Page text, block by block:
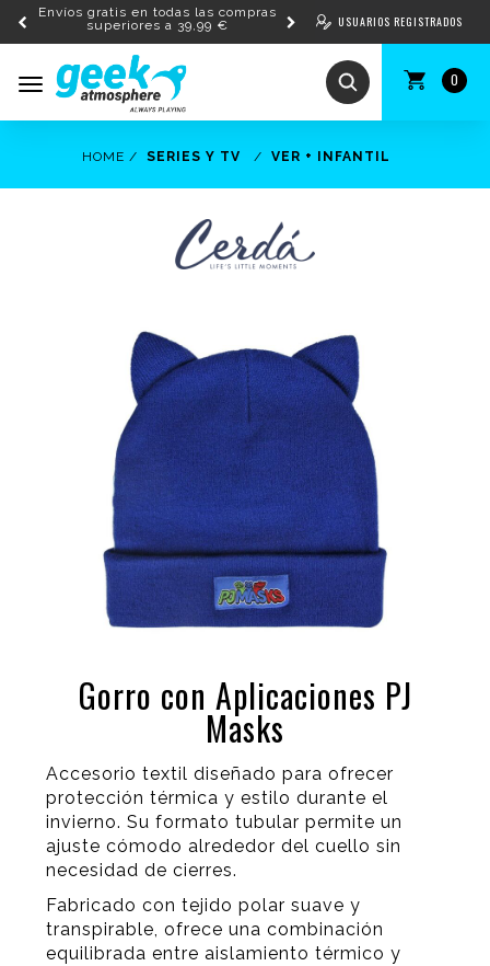
Envíos gratis en todas las compras
superiores a 39,99 €
0
USUARIOS REGISTRADOS
Toggle
HOME SERIES Y TV VER + INFANTIL
Gorro con Aplicaciones PJ
Masks
Accesorio textil diseñado para ofrecer
protección térmica y estilo durante el
invierno. Su formato tubular permite un
ajuste cómodo alrededor del cuello sin
necesidad de cierres.
Fabricado con tejido polar suave y
transpirable, ofrece una combinación
equilibrada entre aislamiento térmico y